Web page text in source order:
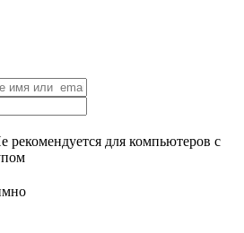
рекомендуется для компьютеров с